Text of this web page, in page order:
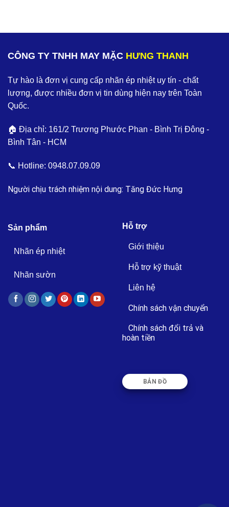
CÔNG TY TNHH MAY MẶC HƯNG THANH
Tự hào là đơn vị cung cấp nhãn ép nhiệt uy tín - chất
lượng, được nhiều đơn vị tin dùng hiện nay trên Toàn
Quốc.
🏠 Địa chỉ: 161/2 Trương Phước Phan - Bình Trị Đông -
Bình Tân - HCM
📞 Hotline: 0948.07.09.09
Người chịu trách nhiệm nội dung: Tăng Đức Hưng
Sản phẩm
Nhãn ép nhiệt
Nhãn sườn
Hỗ trợ
Giới thiệu
Hỗ trợ kỹ thuật
Liên hệ
Chính sách vận chuyển
Chính sách đổi trả và
hoàn tiền
BẢN ĐỒ